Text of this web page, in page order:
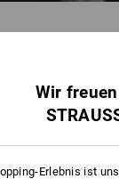
Wir
Erlebnis ist